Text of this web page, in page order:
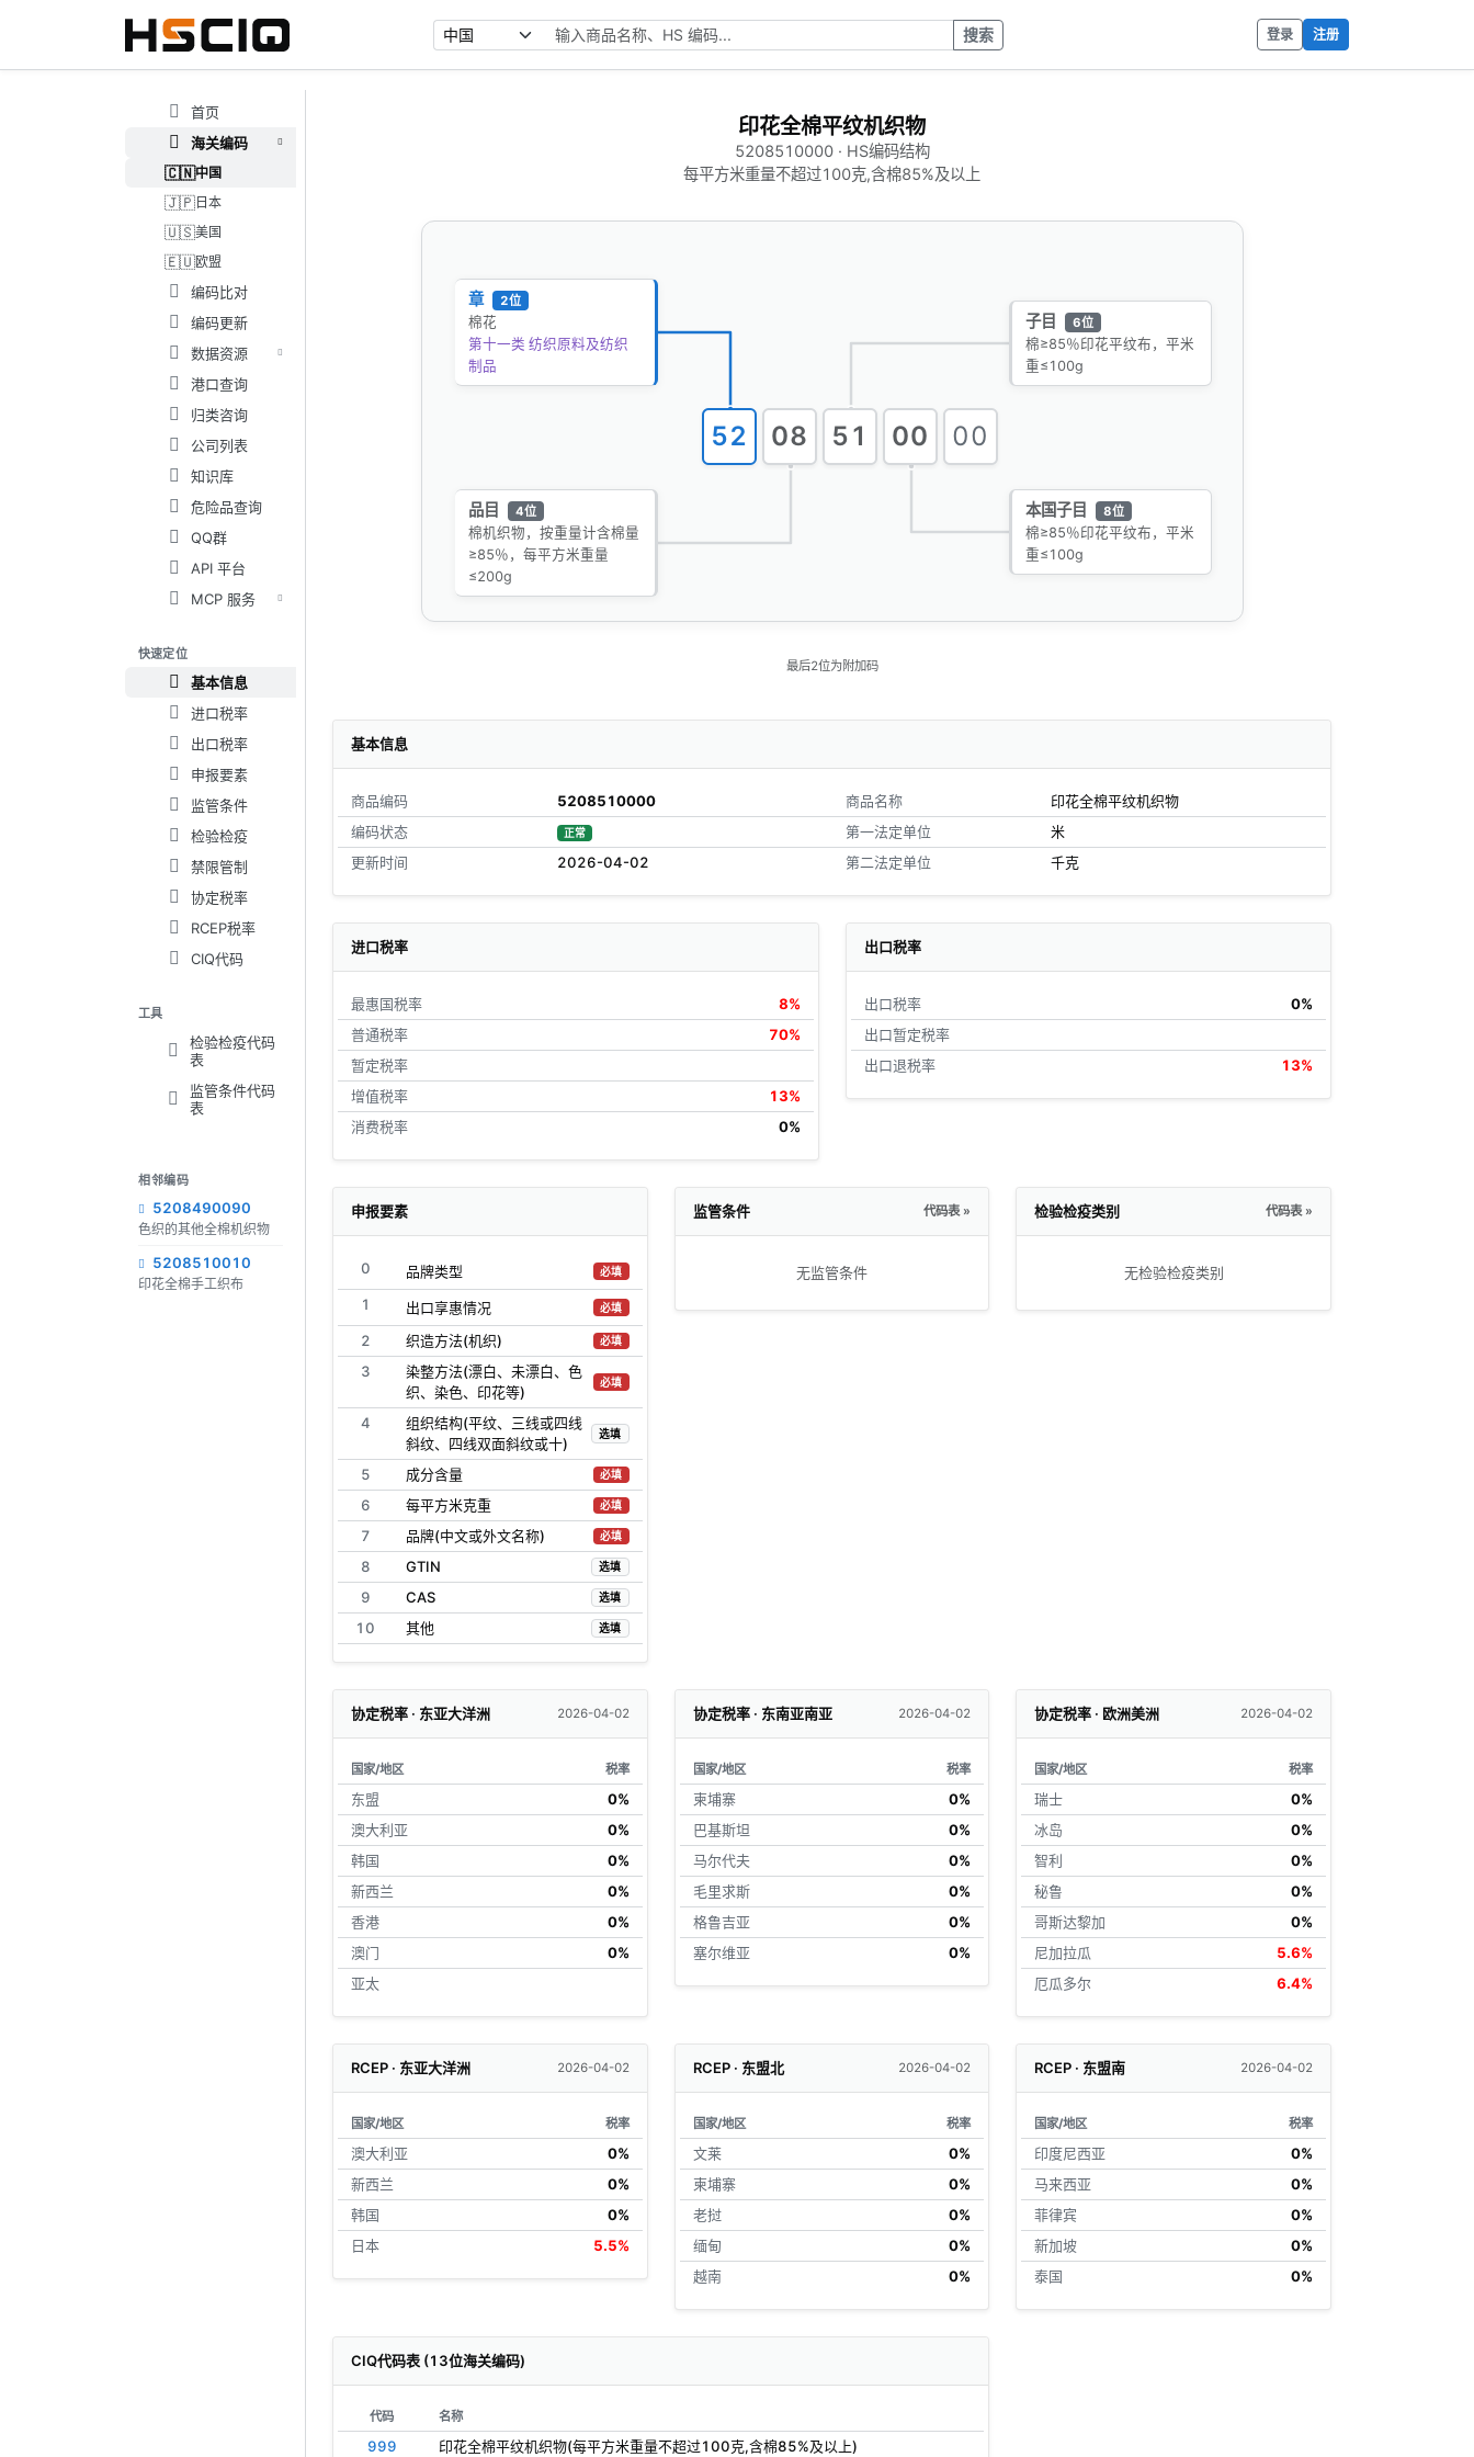
搜索 登录 注册
首页
海关编码
🇨🇳中国
🇯🇵 日本
🇺🇸美国
🇪🇺欧盟
编码比对
编码更新
数据资源
港口查询
归类咨询
公司列表
知识库
危险品查询
QQ群
API 平台
MCP 服务
快速定位
基本信息
进口税率
出口税率
申报要素
监管条件
检验检疫
禁限管制
协定税率
RCEP税率
CIQ代码
工具
检验检疫代码
表
监管条件代码
表
相邻编码
5208490090
色织的其他全棉机织物
5208510010
印花全棉手工织布
印花全棉平纹机织物
5208510000 · HS编码结构
每平方米重量不超过100克,含棉85%及以上
52 08 51 00 00
章 2位
棉花
第十一类 纺织原料及纺织
制品
品目 4位
棉机织物，按重量计含棉量
≥85％，每平方米重量
≤200g
子目 6位
棉≥85％印花平纹布，平米
重≤100g
本国子目 8位
棉≥85％印花平纹布，平米
重≤100g
最后2位为附加码
基本信息
商品编码
5208510000
编码状态
正常
更新时间 2026-04-02
商品名称
印花全棉平纹机织物
第一法定单位
米
第二法定单位
千克
进口税率
最惠国税率
8%
普通税率
70%
暂定税率
增值税率
13%
消费税率
0%
出口税率
出口税率
0%
出口暂定税率
出口退税率
13%
申报要素
0 品牌类型 必填
1 出口享惠情况 必填
2 织造方法(机织) 必填
3
染整方法(漂白、未漂白、色
织、染色、印花等)
必填
4
组织结构(平纹、三线或四线
斜纹、四线双面斜纹或十)
选填
5 成分含量 必填
6 每平方米克重 必填
7 品牌(中文或外文名称) 必填
8 GTIN 选填
9 CAS 选填
10 其他 选填
监管条件 代码表 »
无监管条件
检验检疫类别 代码表 »
无检验检疫类别
协定税率 · 东亚大洋洲 2026-04-02
国家/地区 税率
东盟
0%
澳大利亚
0%
韩国
0%
新西兰
0%
香港
0%
澳门
0%
亚太
协定税率 · 东南亚南亚 2026-04-02
国家/地区 税率
柬埔寨
0%
巴基斯坦
0%
马尔代夫
0%
毛里求斯
0%
格鲁吉亚
0%
塞尔维亚
0%
协定税率 · 欧洲美洲 2026-04-02
国家/地区 税率
瑞士
0%
冰岛
0%
智利
0%
秘鲁
0%
哥斯达黎加
0%
尼加拉瓜
5.6%
厄瓜多尔
6.4%
RCEP · 东亚大洋洲 2026-04-02
国家/地区 税率
澳大利亚
0%
新西兰
0%
韩国
0%
日本
5.5%
RCEP · 东盟北 2026-04-02
国家/地区 税率
文莱
0%
柬埔寨
0%
老挝
0%
缅甸
0%
越南
0%
RCEP · 东盟南 2026-04-02
国家/地区 税率
印度尼西亚
0%
马来西亚
0%
菲律宾
0%
新加坡
0%
泰国
0%
CIQ代码表 (13位海关编码)
代码 名称
999 印花全棉平纹机织物(每平方米重量不超过100克,含棉85%及以上)